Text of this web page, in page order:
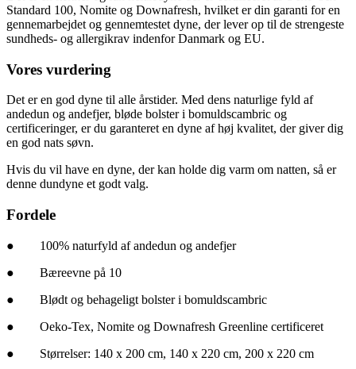
Standard 100, Nomite og Downafresh, hvilket er din garanti for en
gennemarbejdet og gennemtestet dyne, der lever op til de strengeste
sundheds- og allergikrav indenfor Danmark og EU.
Vores vurdering
Det er en god dyne til alle årstider. Med dens naturlige fyld af
andedun og andefjer, bløde bolster i bomuldscambric og
certificeringer, er du garanteret en dyne af høj kvalitet, der giver dig
en god nats søvn.
Hvis du vil have en dyne, der kan holde dig varm om natten, så er
denne dundyne et godt valg.
Fordele
● 100% naturfyld af andedun og andefjer
● Bæreevne på 10
● Blødt og behageligt bolster i bomuldscambric
● Oeko-Tex, Nomite og Downafresh Greenline certificeret
● Størrelser: 140 x 200 cm, 140 x 220 cm, 200 x 220 cm